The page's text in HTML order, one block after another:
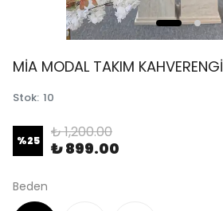
MİA MODAL TAKIM KAHVERENGİ
Stok: 10
%25 ₺ 1,200.00
₺ 899.00
Beden